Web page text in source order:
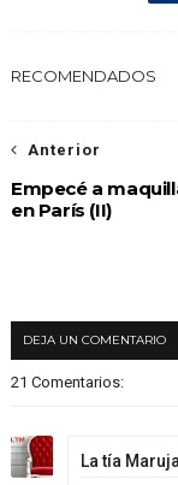
RECOMENDADOS
Anterior
Empecé a
en París (II)
DEJA UN COMENTARIO
21 Comentarios:
La tía Maruja